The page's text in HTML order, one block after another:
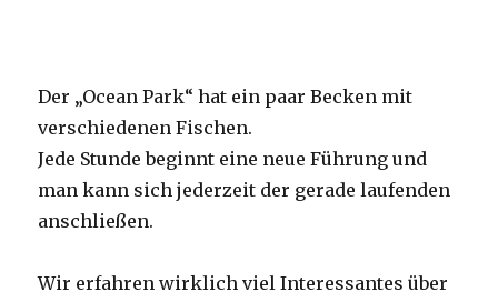
Der „Ocean Park“ hat ein paar Becken mit
verschiedenen Fischen.
Jede Stunde beginnt eine neue Führung und
man kann sich jederzeit der gerade laufenden
anschließen.
Wir erfahren wirklich viel Interessantes über